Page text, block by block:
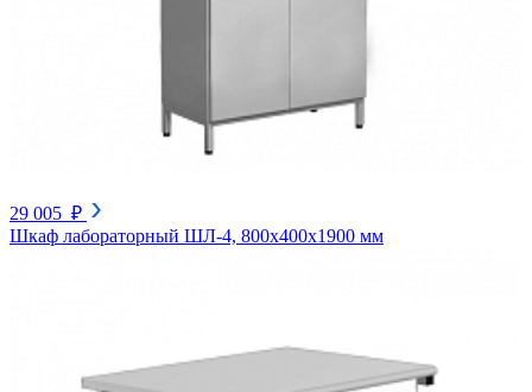
29 005 ₽
Шкаф лабораторный ШЛ-4, 800х400х1900 мм